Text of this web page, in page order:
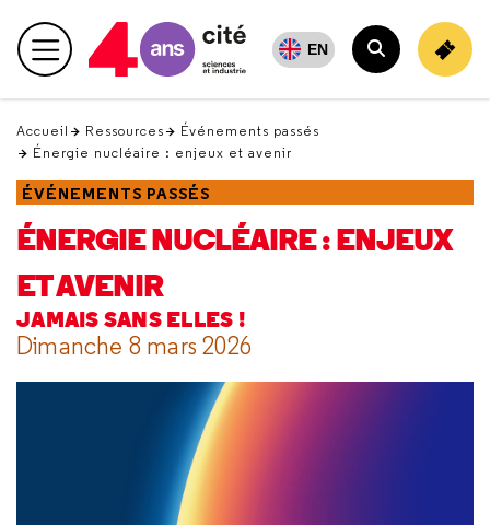
en
haut Menu principal EN
Rechercher
Accueil Ressources
Événements passés
Énergie nucléaire : enjeux et avenir
ÉVÉNEMENTS PASSÉS
ÉNERGIE NUCLÉAIRE : ENJEUX
ET AVENIR
JAMAIS SANS ELLES !
Dimanche 8 mars 2026